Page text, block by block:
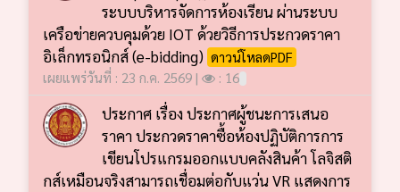
ระบบบริหารจัดการห้องเรียน ผ่านระบบ
เครือข่ายควบคุมด้วย IOT ด้วยวิธีการประกวดราคา
อิเล็กทรอนิกส์ (e-bidding) ดาวน์โหลดPDF
เผยแพร่วันที่ : 23 ก.ค. 2569 |
: 16
ประกาศ เรื่อง ประกาศผู้ชนะการเสนอ
ราคา ประกวดราคาซื้อห้องปฏิบัติการการ
เขียนโปรแกรมออกแบบคลังสินค้า โลจิสติ
กส์เหมือนจริงสามารถเชื่อมต่อกับแว่น VR แสดงการ